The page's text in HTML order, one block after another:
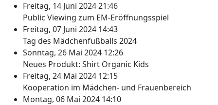
Freitag, 14 Juni 2024 21:46
Public Viewing zum EM-Eröffnungsspiel
Freitag, 07 Juni 2024 14:43
Tag des Mädchenfußballs 2024
Sonntag, 26 Mai 2024 12:26
Neues Produkt: Shirt Organic Kids
Freitag, 24 Mai 2024 12:15
Kooperation im Mädchen- und Frauenbereich
Montag, 06 Mai 2024 14:10